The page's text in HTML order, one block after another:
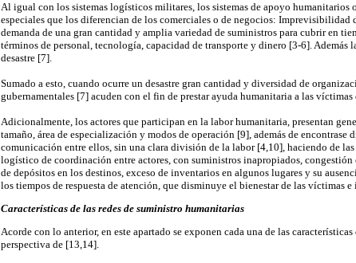
Al igual con los sistemas logísticos militares, los sistemas de apoyo humanitarios
especiales que los diferencian de los comerciales o de negocios:
demanda de una gran cantidad y amplia variedad de suministros para cubrir en
términos de personal, tecnología, capacidad de transporte y dinero [3-6]. Además
desastre [7].
Sumado a esto, cuando ocurre un desastre gran cantidad y diversidad de
gubernamentales [7] acuden con el fin de prestar ayuda humanitaria a las víctimas
Adicionalmente, los actores que participan en la labor humanitaria, presentan
tamaño, área de especialización y modos de operación [9], además de
comunicación entre ellos, sin una clara división de la labor [4,10], haciendo de
logístico de coordinación entre actores, con suministros inapropiados,
de depósitos en los destinos, exceso de inventarios en algunos lugares y su
los tiempos de respuesta de atención, que disminuye el bienestar de las víctimas
Características de las redes de suministro humanitarias
Acorde con lo anterior, en este apartado se exponen cada una de las
perspectiva de [13,14].